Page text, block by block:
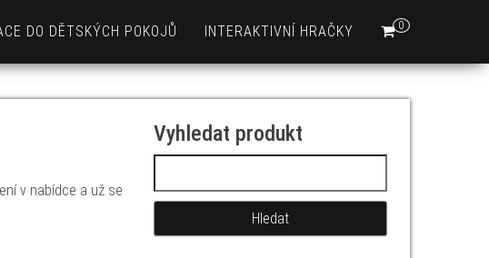
0
DO DĚTSKÝCH POKOJŮ INTERAKTIVNÍ HRAČKY
v nabídce a už se
Vyhledat produkt